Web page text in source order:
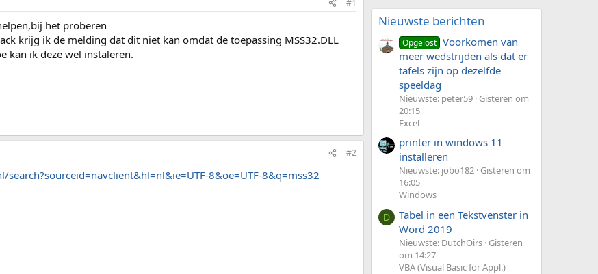
#1
het proberen
krijg ik de melding dat dit niet kan omdat de toepassing MSS32.DLL
kan ik deze wel instaleren.
#2
8&oe=UTF-8&q=mss32
Nieuwste berichten
Opgelost Voorkomen van
meer wedstrijden als dat er
tafels zijn op dezelfde
speeldag
Nieuwste: peter59 Gisteren om
20:15
Excel
printer in windows 11
installeren
Nieuwste: jobo182 Gisteren om
16:05
Windows
D
Tabel in een Tekstvenster in
Word 2019
Nieuwste: DutchOirs Gisteren
om 14:27
VBA (Visual Basic for Appl.)